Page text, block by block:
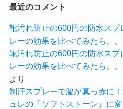
最近のコメント
靴汚れ防止の600円の防水ス
レーの効果を比べてみたら、、
靴汚れ防止の600円の防水ス
レーの効果を比べてみたら、、
より
制汗スプレーで脇が真っ赤に
ュレの『ソフトストーン』に変